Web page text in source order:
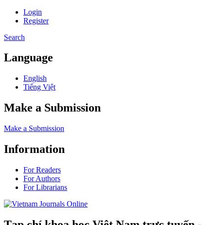
Login
Register
Search
Language
English
Tiếng Việt
Make a Submission
Make a Submission
Information
For Readers
For Authors
For Librarians